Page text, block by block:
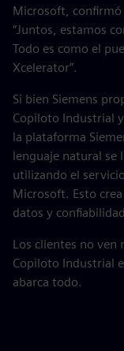
Microsoft,
“Juntos, estamos
Todo es como el
Xcelerator”.
Si bien Siemens
Copiloto Industrial
la plataforma
lenguaje natural se
utilizando el
Microsoft. Esto
datos y
Los clientes no ven
Copiloto Industrial
abarca todo.